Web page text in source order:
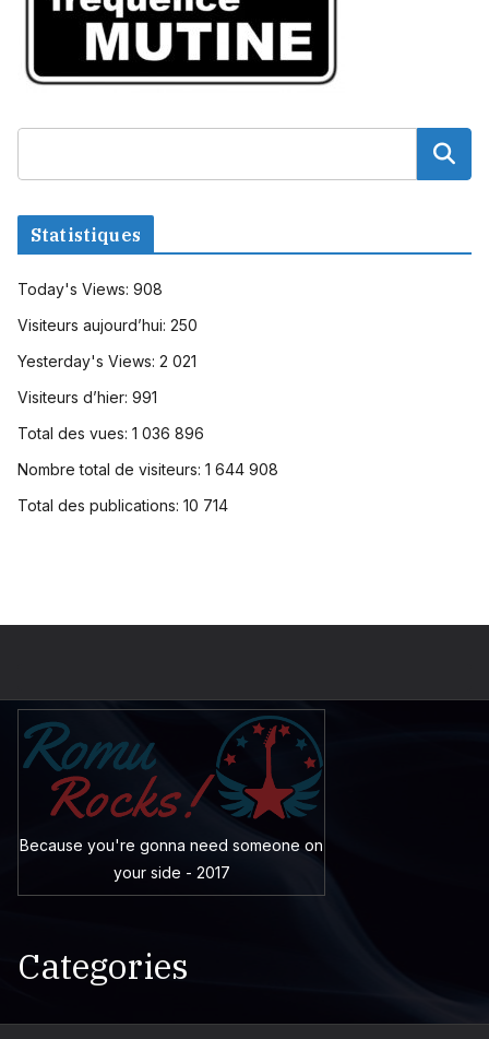
Statistiques
Today's Views: 908
Visiteurs aujourd’hui: 250
Yesterday's Views: 2 021
Visiteurs d’hier: 991
Total des vues: 1 036 896
Nombre total de visiteurs: 1 644 908
Total des publications: 10 714
Because you're gonna need someone on
your side - 2017
Categories